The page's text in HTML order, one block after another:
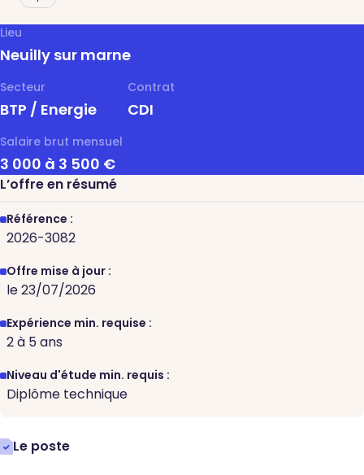
Lieu
Neuilly sur marne
Secteur
BTP / Energie
Contrat
CDI
Salaire brut mensuel
3 000 à 3 500 €
L’offre en résumé
Référence :
2026-3082
Offre mise à jour :
le 23/07/2026
Expérience min. requise :
2 à 5 ans
Niveau d'étude min. requis :
Diplôme technique
Le poste